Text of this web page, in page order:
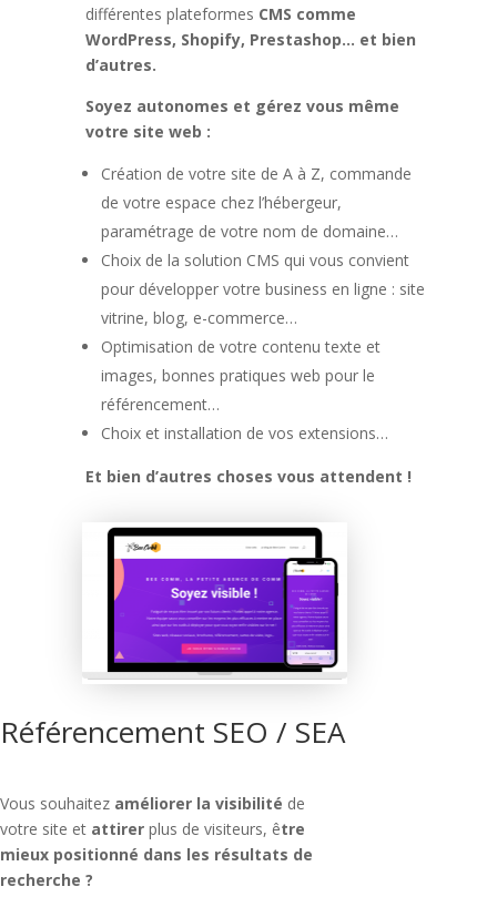
différentes plateformes CMS comme
WordPress, Shopify, Prestashop… et bien
d’autres.
Soyez autonomes et gérez vous même
votre site web :
Création de votre site de A à Z, commande
de votre espace chez l’hébergeur,
paramétrage de votre nom de domaine…
Choix de la solution CMS qui vous convient
pour développer votre business en ligne : site
vitrine, blog, e-commerce…
Optimisation de votre contenu texte et
images, bonnes pratiques web pour le
référencement…
Choix et installation de vos extensions…
Et bien d’autres choses vous attendent !
Référencement SEO / SEA
Vous souhaitez améliorer la visibilité de
votre site et attirer plus de visiteurs, être
mieux positionné dans les résultats de
recherche ?